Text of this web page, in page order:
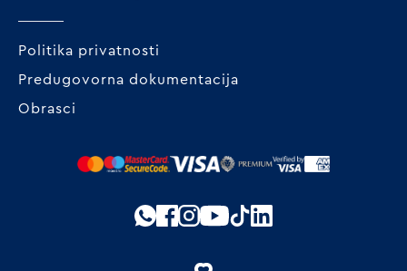
Politika privatnosti
Predugovorna dokumentacija
Obrasci